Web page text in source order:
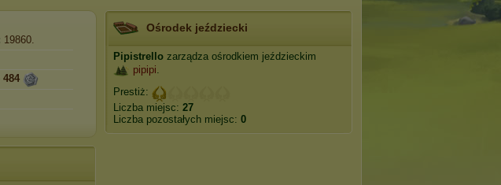
19860.
484
Ośrodek jeździecki
Pipistrello zarządza ośrodkiem jeździeckim
pipipi.
Prestiż:
Liczba miejsc: 27
Liczba pozostałych miejsc: 0